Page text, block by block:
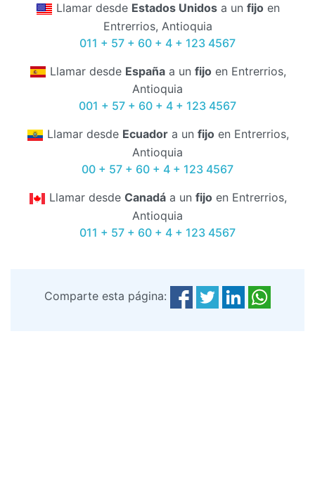
Llamar desde Estados Unidosa un fijoen
Entrerrios, Antioquia
011 + 57 + 60 + 4 + 123 4567
Llamar desde Españaa un fijoen Entrerrios,
Antioquia
001 + 57 + 60 + 4 + 123 4567
Llamar desde Ecuadora un fijoen Entrerrios,
Antioquia
00 + 57 + 60 + 4 + 123 4567
Llamar desde Canadáa un fijoen Entrerrios,
Antioquia
011 + 57 + 60 + 4 + 123 4567
Comparte esta página: